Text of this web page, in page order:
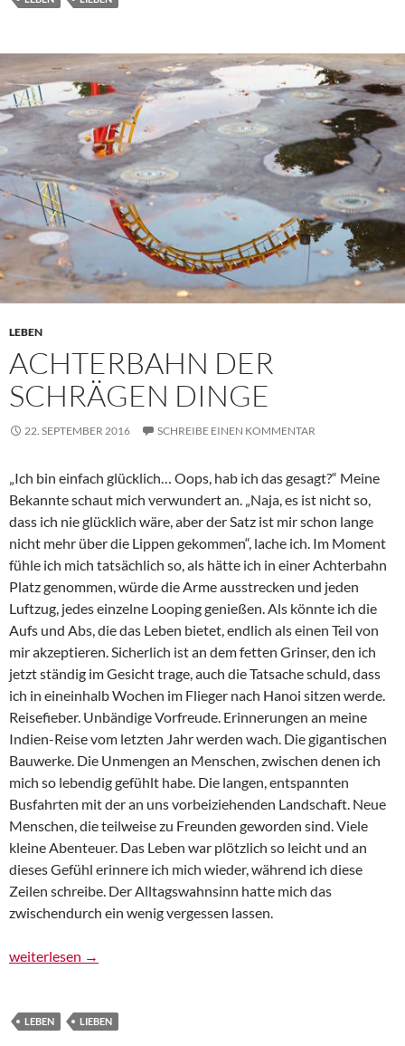
LEBEN
ACHTERBAHN DER
SCHRÄGEN DINGE
22. SEPTEMBER 2016 SCHREIBE EINEN KOMMENTAR
„Ich bin einfach glücklich… Oops, hab ich das gesagt?“ Meine
Bekannte schaut mich verwundert an. „Naja, es ist nicht so,
dass ich nie glücklich wäre, aber der Satz ist mir schon lange
nicht mehr über die Lippen gekommen“, lache ich. Im Moment
fühle ich mich tatsächlich so, als hätte ich in einer Achterbahn
Platz genommen, würde die Arme ausstrecken und jeden
Luftzug, jedes einzelne Looping genießen. Als könnte ich die
Aufs und Abs, die das Leben bietet, endlich als einen Teil von
mir akzeptieren. Sicherlich ist an dem fetten Grinser, den ich
jetzt ständig im Gesicht trage, auch die Tatsache schuld, dass
ich in eineinhalb Wochen im Flieger nach Hanoi sitzen werde.
Reisefieber. Unbändige Vorfreude. Erinnerungen an meine
Indien-Reise vom letzten Jahr werden wach. Die gigantischen
Bauwerke. Die Unmengen an Menschen, zwischen denen ich
mich so lebendig gefühlt habe. Die langen, entspannten
Busfahrten mit der an uns vorbeiziehenden Landschaft. Neue
Menschen, die teilweise zu Freunden geworden sind. Viele
kleine Abenteuer. Das Leben war plötzlich so leicht und an
dieses Gefühl erinnere ich mich wieder, während ich diese
Zeilen schreibe. Der Alltagswahnsinn hatte mich das
zwischendurch ein wenig vergessen lassen.
Achterbahn der schrägen Dinge
weiterlesen →
LEBEN LIEBEN